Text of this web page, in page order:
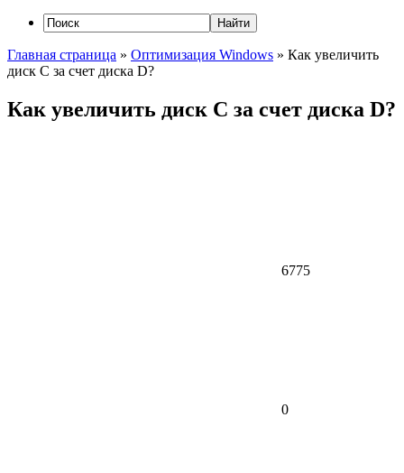
Главная страница » Оптимизация Windows » Как увеличить
диск C за счет диска D?
Как увеличить диск C за счет диска D?
6775
0